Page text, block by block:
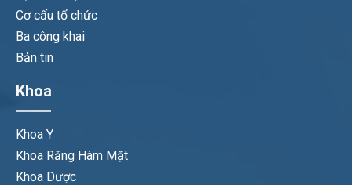
Cơ cấu tổ chức
Ba công khai
Bản tin
Khoa
Khoa Y
Khoa Răng Hàm Mặt
Khoa Dược